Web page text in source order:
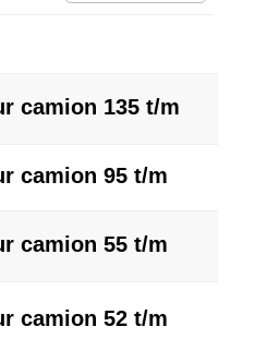
camion 135 t/m
camion 95 t/m
camion 55 t/m
camion 52 t/m